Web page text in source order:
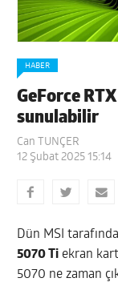
HABER
GeForce
sunulabilir
Can TUNÇER
12 Şubat 2025 15:14
Dün MSI
5070 Ti ekran
5070 ne zaman